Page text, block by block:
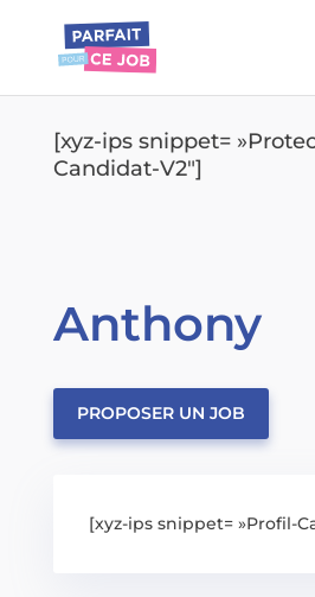
[xyz-ips snippet=
Candidat-V2″]
Anthony
PROPOSER UN JOB
[xyz-ips snippet= »Profil-